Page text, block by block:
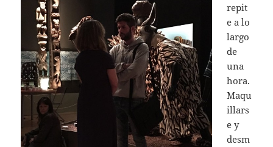
repit
e a lo
largo
de
una
hora.
Maqu
illars
e y
desm